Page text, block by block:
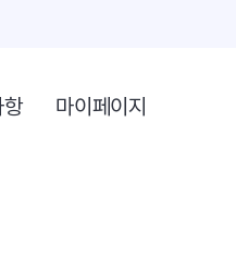
마이페이지